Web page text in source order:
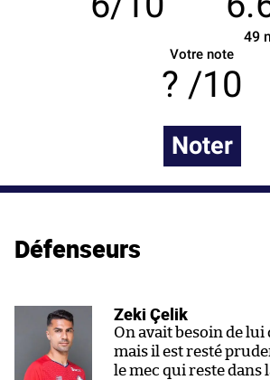
49
Votre note
/10
Noter
Défenseurs
Zeki Çelik
On avait besoin de
mais il est resté
le mec qui reste dans